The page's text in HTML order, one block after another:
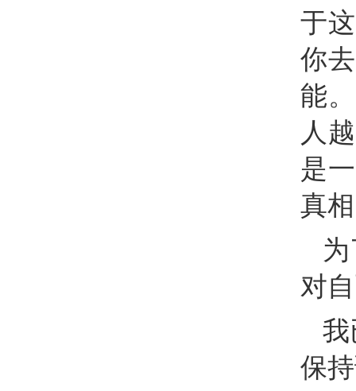
于
你
能
人
是
真
对
保